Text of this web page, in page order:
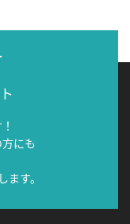
にも
す。